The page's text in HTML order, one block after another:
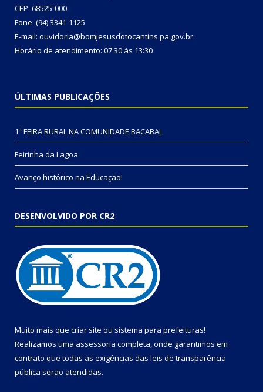
CEP: 68525-000
Fone: (94) 3341-1125
E-mail: ouvidoria@bomjesusdotocantins.pa.gov.br
Horário de atendimento: 07:30 às 13:30
ÚLTIMAS PUBLICAÇÕES
1ª FEIRA RURAL NA COMUNIDADE BACABAL
Feirinha da Lagoa
Avanço histórico na Educação!
DESENVOLVIDO POR CR2
Muito mais que criar site ou sistema para prefeituras!
Realizamos uma assessoria completa, onde garantimos em
contrato que todas as exigências das leis de transparência
pública serão atendidas.